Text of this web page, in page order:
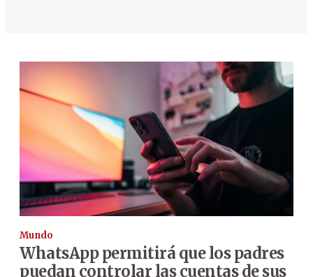
Mundo
WhatsApp permitirá que los padres
puedan controlar las cuentas de sus